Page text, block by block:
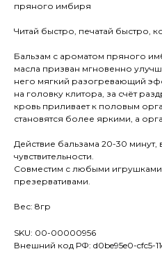
пряного имбиря
Читай быстро, печатай быстро,
Бальзам с ароматом пряного
масла призван мгновенно
него мягкий разогревающий
на головку клитора, за счёт
кровь приливает к половым
становятся более яркими, а
Действие бальзама 20-30 минут,
чувствительности.
Совместим с любыми
презервативами.
Вес: 8гр
SKU: 00-00000956
Внешний код РФ: d0be95e0-cfc5-